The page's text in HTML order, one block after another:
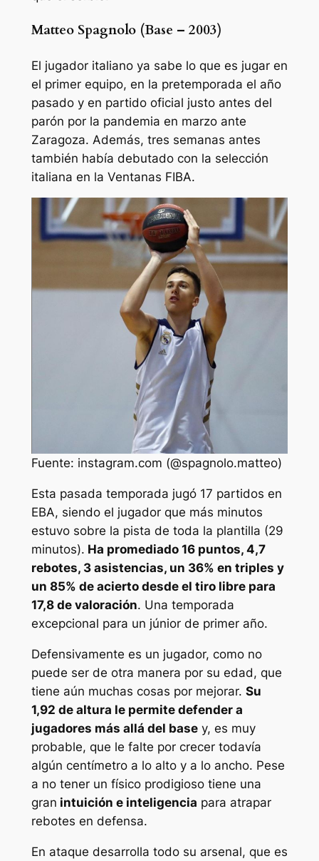
Matteo Spagnolo (Base – 2003)
El jugador italiano ya sabe lo que es jugar en
el primer equipo, en la pretemporada el año
pasado y en partido oficial justo antes del
parón por la pandemia en marzo ante
Zaragoza. Además, tres semanas antes
también había debutado con la selección
italiana en la Ventanas FIBA.
Fuente: instagram.com (@spagnolo.matteo)
Esta pasada temporada jugó 17 partidos en
EBA, siendo el jugador que más minutos
estuvo sobre la pista de toda la plantilla (29
minutos). Ha promediado 16 puntos, 4,7
rebotes, 3 asistencias, un 36% en triples y
un 85% de acierto desde el tiro libre para
17,8 de valoración. Una temporada
excepcional para un júnior de primer año.
Defensivamente es un jugador, como no
puede ser de otra manera por su edad, que
tiene aún muchas cosas por mejorar. Su
1,92 de altura le permite defender a
jugadores más allá del basey, es muy
probable, que le falte por crecer todavía
algún centímetro a lo alto y a lo ancho. Pese
a no tener un físico prodigioso tiene una
gran intuición e inteligencia para atrapar
rebotes en defensa.
En ataque desarrolla todo su arsenal, que es